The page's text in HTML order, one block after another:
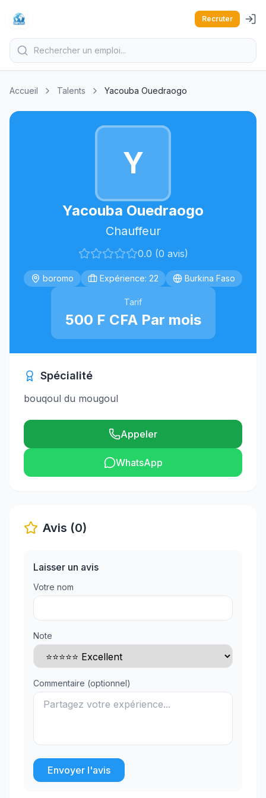
Recruter
Accueil Talents Yacouba Ouedraogo
Y
Yacouba Ouedraogo
Chauffeur
0.0 (0 avis)
boromo Expérience: 22 Burkina Faso
Tarif
500 F CFA Par mois
Spécialité
bouqoul du mougoul
Appeler
WhatsApp
Avis (0)
Laisser un avis
Votre nom
Note
Commentaire (optionnel)
Envoyer l'avis